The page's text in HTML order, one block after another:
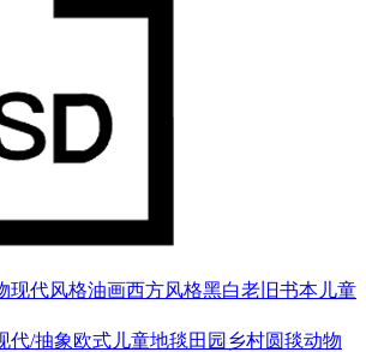
现代风格油画西方风格黑白老旧书本 儿童
代/抽象欧式 儿童地毯 田园乡村圆毯动物